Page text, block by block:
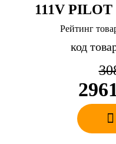
111V PILOT
Рейтинг
код